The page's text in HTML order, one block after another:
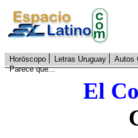
Horóscopo Letras Uruguay Autos
Parece que...
El